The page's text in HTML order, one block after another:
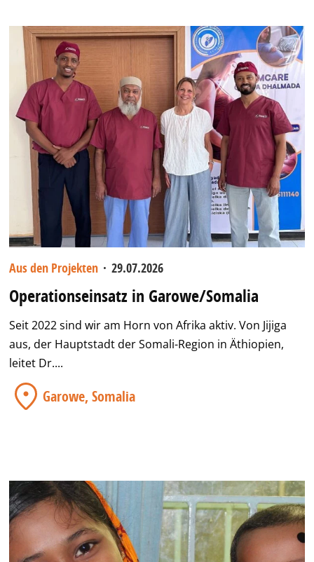
Aus den Projekten · 29.07.2026
Operationseinsatz in Garowe/Somalia
Seit 2022 sind wir am Horn von Afrika aktiv. Von Jijiga
aus, der Hauptstadt der Somali-Region in Äthiopien,
leitet Dr....
Garowe, Somalia